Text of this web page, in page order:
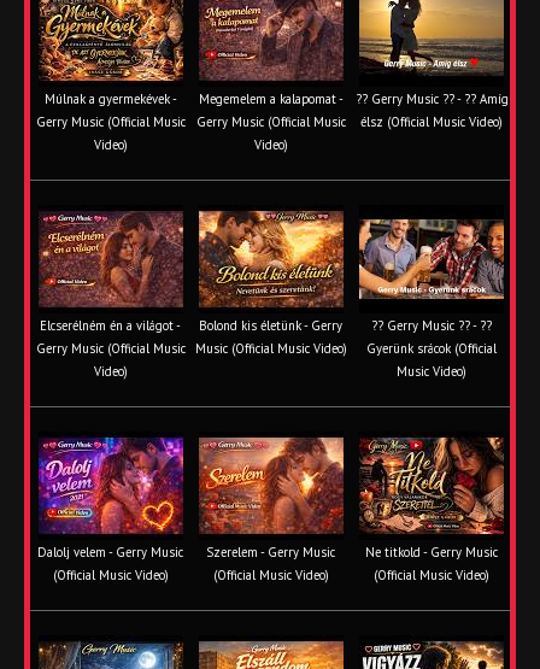
Múlnak a gyermekévek -
Gerry Music (Official Music
Video)
Megemelem a kalapomat -
Gerry Music (Official Music
Video)
?? Gerry Music ?? - ?? Amíg
élsz (Official Music Video)
Elcserélném én a világot -
Gerry Music (Official Music
Video)
Bolond kis életünk - Gerry
Music (Official Music Video)
?? Gerry Music ?? - ??
Gyerünk srácok (Official
Music Video)
Dalolj velem - Gerry Music
(Official Music Video)
Szerelem - Gerry Music
(Official Music Video)
Ne titkold - Gerry Music
(Official Music Video)